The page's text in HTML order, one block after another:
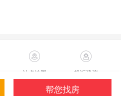
帮您找房
站点地图 投诉建议